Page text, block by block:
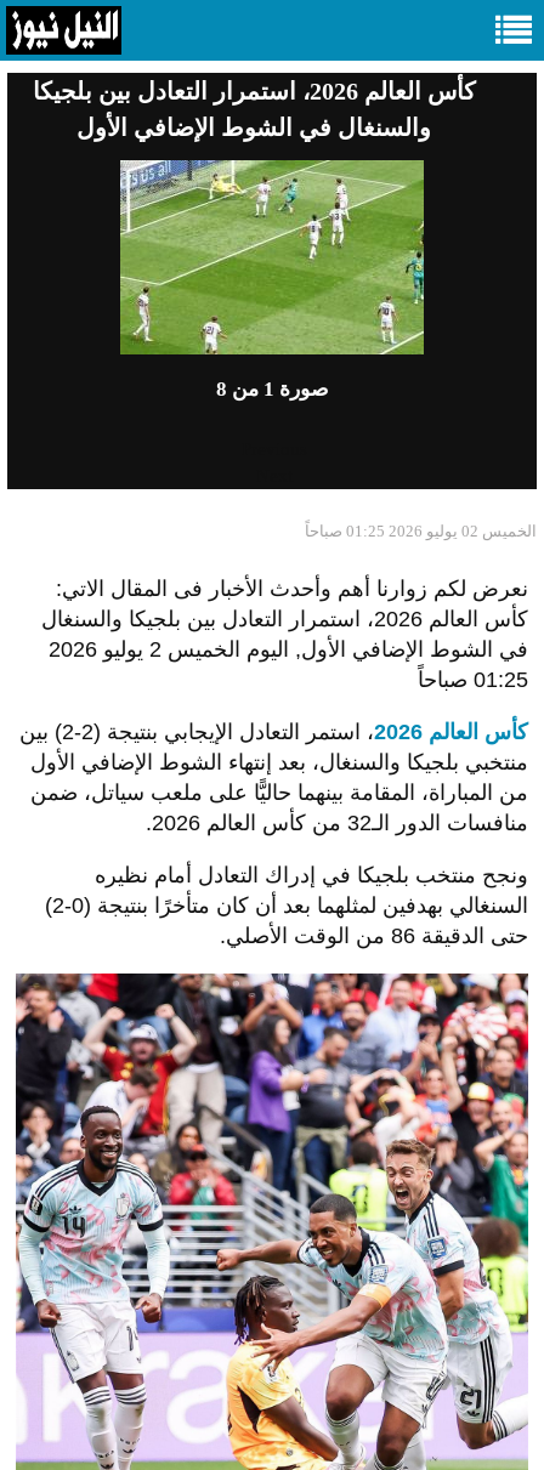
كأس العالم 2026، استمرار التعادل بين بلجيكا
والسنغال في الشوط الإضافي الأول
صورة 1 من 8
الخميس 02 يوليو 2026 01:25 صباحاً
نعرض لكم زوارنا أهم وأحدث الأخبار فى المقال الاتي:
كأس العالم 2026، استمرار التعادل بين بلجيكا والسنغال
في الشوط الإضافي الأول, اليوم الخميس 2 يوليو 2026
01:25 صباحاً
كأس العالم 2026
، استمر التعادل الإيجابي بنتيجة (2-2) بين
منتخبي بلجيكا والسنغال، بعد إنتهاء الشوط الإضافي الأول
من المباراة، المقامة بينهما حاليًّا على ملعب سياتل، ضمن
منافسات الدور الـ32 من كأس العالم 2026.
ونجح منتخب بلجيكا في إدراك التعادل أمام نظيره
السنغالي بهدفين لمثلهما بعد أن كان متأخرًا بنتيجة (0-2)
حتى الدقيقة 86 من الوقت الأصلي.